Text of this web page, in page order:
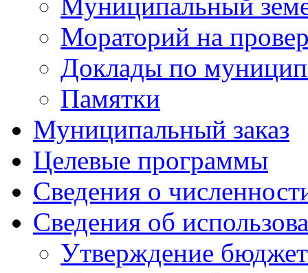
Мораторий на
Доклады по
Памятки
Муниципальный заказ
Целевые программы
Сведения о
Сведения об
Утверждение